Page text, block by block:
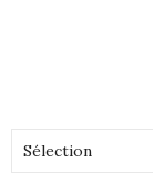
Sélection